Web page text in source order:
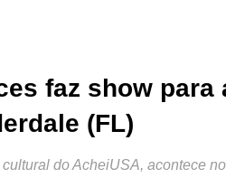
faz show
(FL)
do AcheiUSA, acontece